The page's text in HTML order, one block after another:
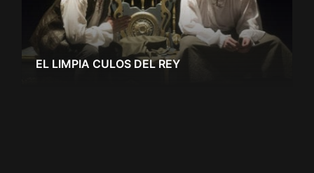
EL LIMPIA CULOS DEL REY